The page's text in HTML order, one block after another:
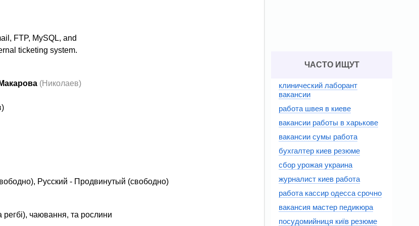
FTP, MySQL, and
ticketing system.
(Николаев)
Русский - Продвинутый (свободно)
чаювання, та рослини
ЧАСТО ИЩУТ
клинический лаборант
вакансии
работа швея в киеве
вакансии работы в харькове
вакансии сумы работа
бухгалтер киев резюме
сбор урожая украина
журналист киев работа
работа кассир одесса срочно
вакансия мастер педикюра
посудомийниця київ резюме